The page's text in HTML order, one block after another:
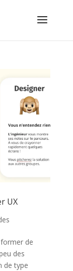
UX
de
des
de type